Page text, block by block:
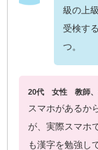
級の上
受検す
つ。
20代 女性 教師、
スマホがあるか
が、実際スマホ
も漢字を勉強し